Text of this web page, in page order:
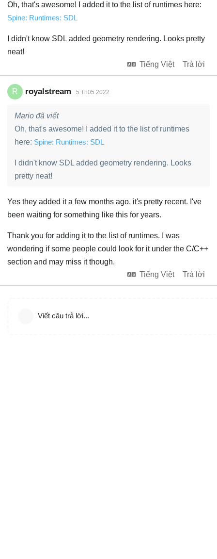
Oh, that's awesome! I added it to the list of runtimes here:
Spine: Runtimes: SDL
I didn't know SDL added geometry rendering. Looks pretty
neat!
Tiếng Việt
Trả lời
R royalstream 5 Th05 2022
Mario đã viết
Oh, that's awesome! I added it to the list of runtimes
here: Spine: Runtimes: SDL
I didn't know SDL added geometry rendering. Looks
pretty neat!
Yes they added it a few months ago, it's pretty recent. I've
been waiting for something like this for years.
Thank you for adding it to the list of runtimes. I was
wondering if some people could look for it under the C/C++
section and may miss it though.
Tiếng Việt
Trả lời
Viết câu trả lời...